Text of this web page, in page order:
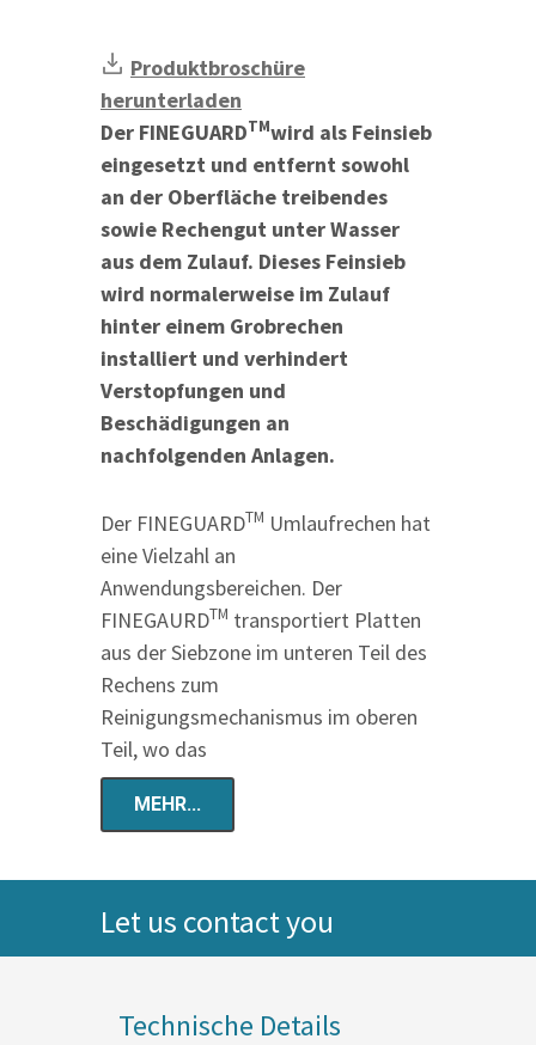
Produktbroschüre
herunterladen
Der FINEGUARDTMwird als Feinsieb
eingesetzt und entfernt sowohl
an der Oberfläche treibendes
sowie Rechengut unter Wasser
aus dem Zulauf. Dieses Feinsieb
wird normalerweise im Zulauf
hinter einem Grobrechen
installiert und verhindert
Verstopfungen und
Beschädigungen an
nachfolgenden Anlagen.
Der FINEGUARDTM Umlaufrechen hat
eine Vielzahl an
Anwendungsbereichen. Der
FINEGAURDTM transportiert Platten
aus der Siebzone im unteren Teil des
Rechens zum
Reinigungsmechanismus im oberen
Teil, wo das
MEHR...
Let us contact you
Technische Details